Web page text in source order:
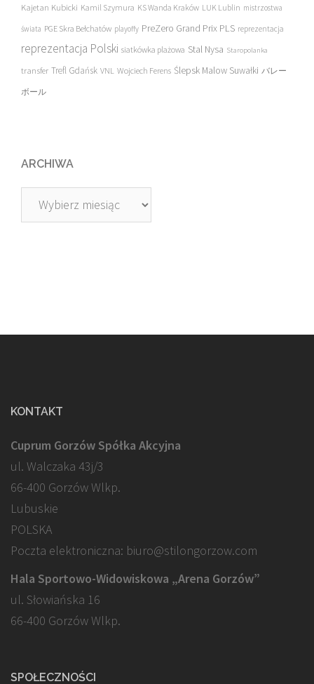
Kajetan Kubicki Kamil Szymura KS Wanda Kraków LUK Lublin mistrzostwa
świata PGE Skra Bełchatów playoffy PreZero Grand Prix PLS reprezentacja
reprezentacja Polski siatkówka plażowa Stal Nysa Staropolanka
transfer Trefl Gdańsk VNL Wojciech Ferens Ślepsk Malow Suwałki バレー
ボール
ARCHIWA
Archiwa
KONTAKT
Cuprum Gorzów Spółka Akcyjna
ul. Walczaka 43j/3
66-400 Gorzów Wlkp.
Lubuskie
POLSKA
Poczta elektroniczna: biuro@stilongorzow.com
Hala Sportowo-Widowiskowa „Arena Gorzów”
ul. Słowiańska 16
66-400 Gorzów Wlkp.
SPOŁECZNOŚCI